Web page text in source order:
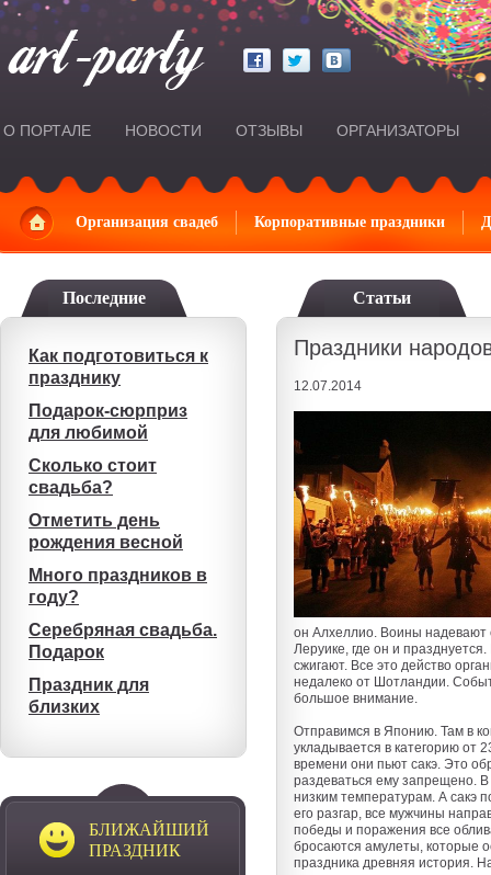
О ПОРТАЛЕ НОВОСТИ ОТЗЫВЫ ОРГАНИЗАТОРЫ
ГлавнаяОрганизация свадеб Корпоративные праздники
Последние
Как подготовиться к
празднику
Подарок-сюрприз
для любимой
Сколько стоит
свадьба?
Отметить день
рождения весной
Много праздников в
году?
Серебряная свадьба.
Подарок
Праздник для
близких
БЛИЖАЙШИЙ
ПРАЗДНИК
Статьи
Праздники
12.07.2014
он Алхеллио. Воины надевают
Леруике, где он и
сжигают. Все это действо
недалеко от Шотландии.
большое внимание.
Отправимся в Японию. Там в
укладывается в категорию от
времени они пьют сакэ. Это
раздеваться ему запрещено.
низким температурам. А сакэ
его разгар, все мужчины
победы и поражения все
бросаются амулеты, которые
праздника древняя история.